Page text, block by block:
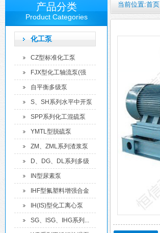
产品分类
Product Categories
化工泵
CZ型标准化工泵
FJX型化工轴流泵(强
制...
自平衡多级泵
S、SH系列水平中开泵
SPP系列化工混硫泵
YMTL型脱硫泵
ZM、ZML系列渣浆泵
D、DG、DL系列多级
离...
IN型尿素泵
IHF型氟塑料增强合金
化...
IH(IS)型化工离心泵
SG、ISG、IHG系列...
当前位置:首页